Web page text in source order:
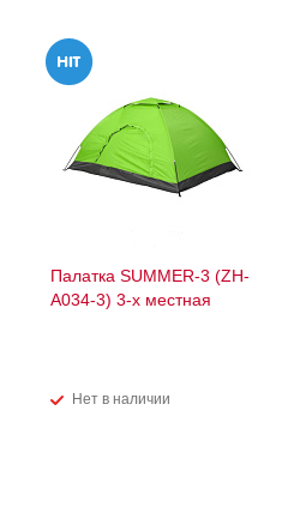
Палатка SUMMER-3 (ZH-
A034-3) 3-х местная
Нет в наличии